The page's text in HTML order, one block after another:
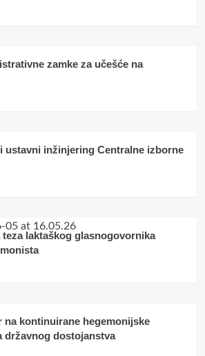
zamke za učešće na
ustavni inžinjering Centralne izborne
teza laktaškog glasnogovornika
na kontinuirane hegemonijske
državnog dostojanstva